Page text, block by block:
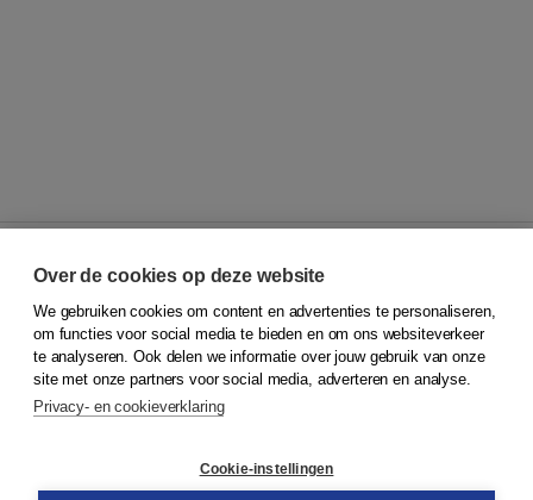
© 2026Koninklijke Boom uitgevers
Klantenservice
Service & informatie
Contact
Over de cookies op deze website
We gebruiken cookies om content en advertenties te personaliseren,
om functies voor social media te bieden en om ons websiteverkeer
te analyseren. Ook delen we informatie over jouw gebruik van onze
site met onze partners voor social media, adverteren en analyse.
Privacy- en cookieverklaring
Cookie-instellingen